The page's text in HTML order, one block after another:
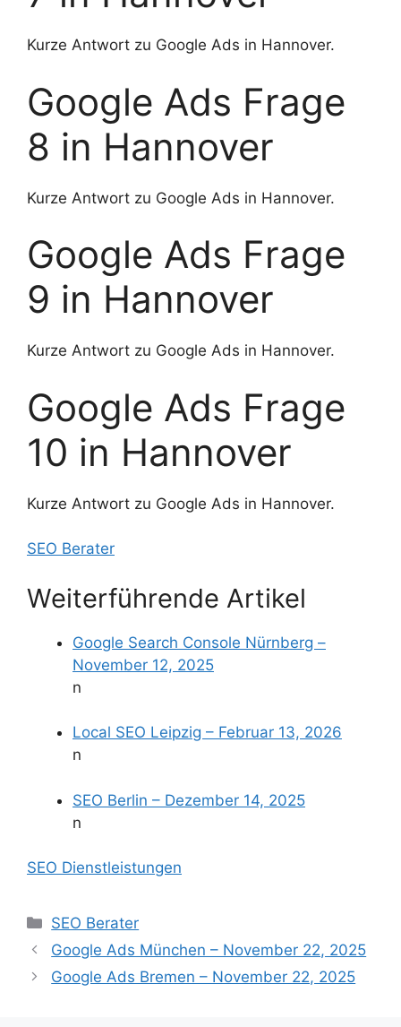
Kurze Antwort zu Google Ads in Hannover.
Google Ads Frage
8 in Hannover
Kurze Antwort zu Google Ads in Hannover.
Google Ads Frage
9 in Hannover
Kurze Antwort zu Google Ads in Hannover.
Google Ads Frage
10 in Hannover
Kurze Antwort zu Google Ads in Hannover.
SEO Berater
Weiterführende Artikel
Google Search Console Nürnberg –
November 12, 2025
n
Local SEO Leipzig – Februar 13, 2026
n
SEO Berlin – Dezember 14, 2025
n
SEO Dienstleistungen
Kategorien
SEO Berater
Google Ads München – November 22, 2025
Google Ads Bremen – November 22, 2025